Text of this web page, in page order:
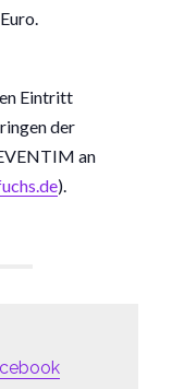
Eintritt
der
an
).